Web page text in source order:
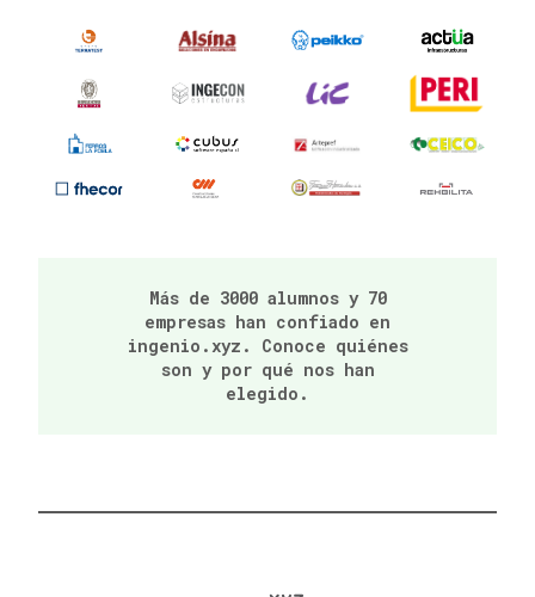
Más de 3000 alumnos y 70
empresas han confiado en
ingenio.xyz. Conoce quiénes
son y por qué nos han
elegido.